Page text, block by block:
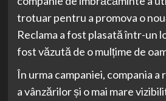
trotuar pentru a promova o
Reclama a fost plasată într-un
fost văzută de o mulțime de
În urma campaniei, compania
a vânzărilor și o mai mare